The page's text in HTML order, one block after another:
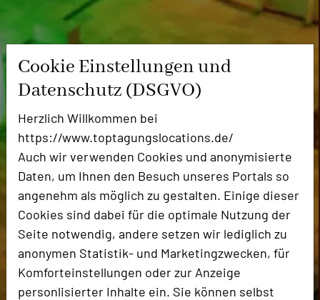
Cookie Einstellungen und
Datenschutz (DSGVO)
Herzlich Willkommen bei
https://www.toptagungslocations.de/
Auch wir verwenden Cookies und anonymisierte
Daten, um Ihnen den Besuch unseres Portals so
angenehm als möglich zu gestalten. Einige dieser
Cookies sind dabei für die optimale Nutzung der
Seite notwendig, andere setzen wir lediglich zu
anonymen Statistik- und Marketingzwecken, für
Komforteinstellungen oder zur Anzeige
personlisierter Inhalte ein. Sie können selbst